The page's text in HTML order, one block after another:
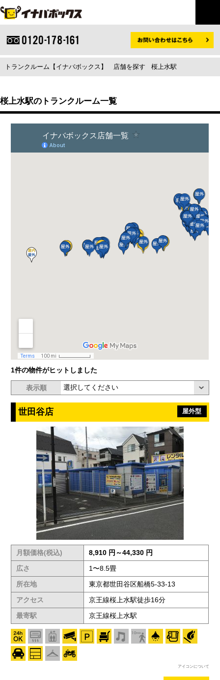
トランクルーム【イナバボックス】 店舗を探す 桜上水駅
桜上水駅のトランクルーム一覧
1件の物件がヒットしました
表示順
世田谷店 屋外型
月額価格(税込)
8,910 円～44,330 円
広さ
1〜8.5畳
所在地
東京都世田谷区船橋5-33-13
アクセス
京王線桜上水駅徒歩16分
最寄駅
京王線桜上水駅
アイコンについて